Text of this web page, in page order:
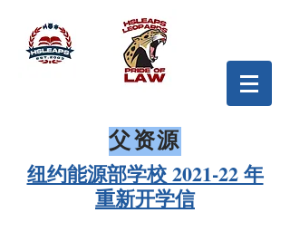
父资源
纽约能源部学校 2021-22 年
重新开学信